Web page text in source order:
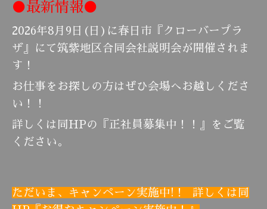
●最新情報●
2026年8月9日(日)に春日市『クローバープラ
ザ』にて筑紫地区合同会社説明会が開催されま
す！
お仕事をお探しの方はぜひ会場へお越しくださ
い！！
詳しくは同HPの『正社員募集中！！』をご覧
ください。
ただいま、 キャンペーン実施中! ！ 詳しくは同